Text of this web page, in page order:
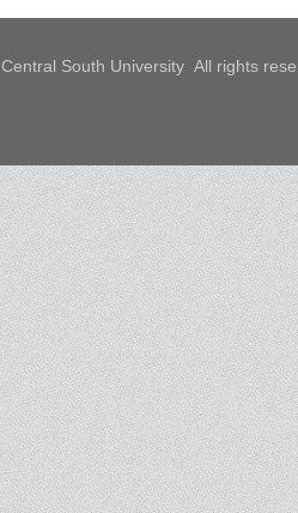
Central South University All rights